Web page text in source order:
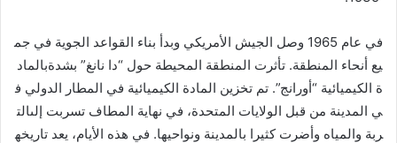
في عام 1965 وصل الجيش الأمريكي وبدأ بناء القواعد الجوية في جم
يع أنحاء المنطقة. تأثرت المنطقة المحيطة حول “دا نانغ” بشدةبالماد
ة الكيميائية “أورانج”. تم تخزين المادة الكيميائية في المطار الدولي ف
ي المدينة من قبل الولايات المتحدة، في نهاية المطاف تسربت إلىالت
ربة والمياه وأضرت كثيرا بالمدينة ونواحيها. في هذه الأيام، يعد تاريخه